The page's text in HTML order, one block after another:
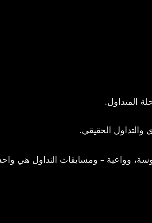
المتداول.
الحقيقي.
وواعية – ومسابقات التداول هي